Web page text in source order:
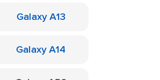
Galaxy A13
Galaxy A14